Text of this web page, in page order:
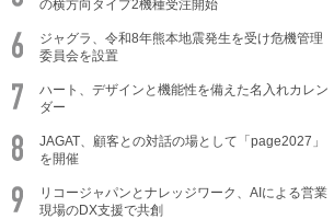
の横方向タイプ2機種受注開始
ジャグラ、令和8年熊本地震発生を受け危機管理
委員会を設置
ハート、デザインと機能性を備えた名入れカレン
ダー
JAGAT、顧客との対話の場として「page2027」
を開催
リコージャパンとナレッジワーク、AIによる営業
現場のDX支援で共創